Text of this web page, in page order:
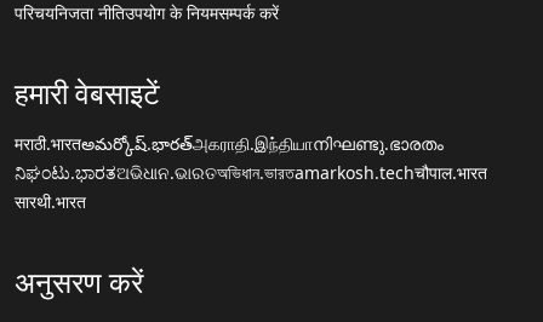
परिचयनिजता नीतिउपयोग के नियमसम्पर्क करें
हमारी वेबसाइटें
मराठी.भारतఅమర్కోష్.భారత్அகராதி.இந்தியாനിഘണ്ടു.ഭാരതം
ನಿಘಂಟು.ಭಾರತଅଭିଧାନ.ଭାରତঅভিধান.ভারতamarkosh.techचौपाल.भारत
सारथी.भारत
अनुसरण करें